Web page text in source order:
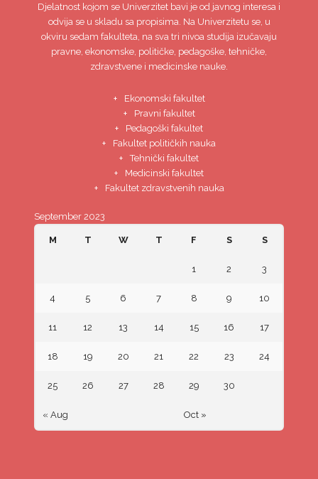
Djelatnost kojom se Univerzitet bavi je od javnog interesa i
odvija se u skladu sa propisima. Na Univerzitetu se, u
okviru sedam fakulteta, na sva tri nivoa studija izučavaju
pravne, ekonomske, političke, pedagoške, tehničke,
zdravstvene i medicinske nauke.
Ekonomski fakultet
Pravni fakultet
Pedagoški fakultet
Fakultet političkih nauka
Tehnički fakultet
Medicinski fakultet
Fakultet zdravstvenih nauka
September 2023
M T W T F S S
« Aug Oct »
1 2 3
4 5 6 7 8 9 10
11 12 13 14 15 16 17
18 19 20 21 22 23 24
25 26 27 28 29 30